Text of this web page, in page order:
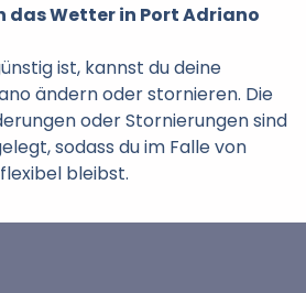
das Wetter in Port Adriano
ist, kannst du deine
ändern oder stornieren. Die
oder Stornierungen sind
sodass du im Falle von
bleibst.